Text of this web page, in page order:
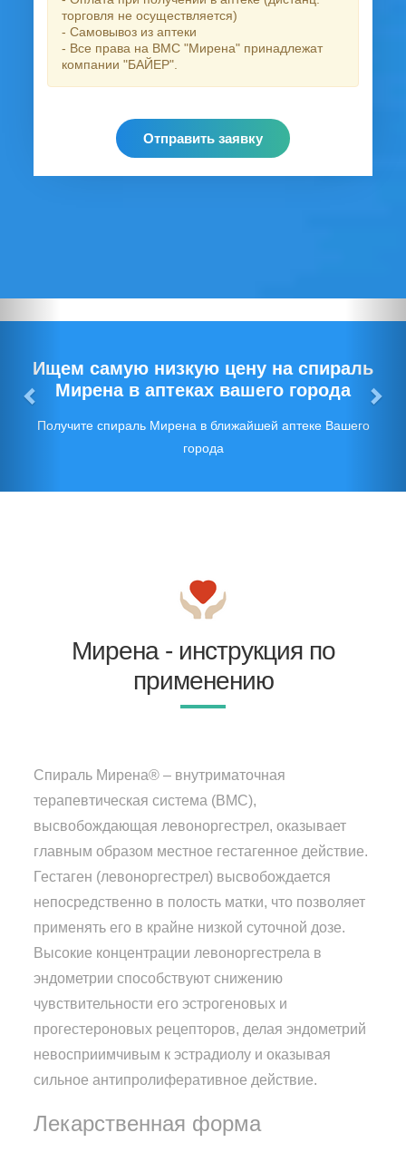
торговля не осуществляется)
- Самовывоз из аптеки
- Все права на ВМС "Мирена" принадлежат
компании "БАЙЕР".
Отправить заявку
Ищем самую низкую цену на спираль
Мирена в аптеках вашего города
Получите спираль Мирена в ближайшей аптеке Вашего
города
Мирена - инструкция по
применению
Спираль Мирена® – внутриматочная
терапевтическая система (ВМС),
высвобождающая левоноргестрел, оказывает
главным образом местное гестагенное действие.
Гестаген (левоноргестрел) высвобождается
непосредственно в полость матки, что позволяет
применять его в крайне низкой суточной дозе.
Высокие концентрации левоноргестрела в
эндометрии способствуют снижению
чувствительности его эстрогеновых и
прогестероновых рецепторов, делая эндометрий
невосприимчивым к эстрадиолу и оказывая
сильное антипролиферативное действие.
Лекарственная форма